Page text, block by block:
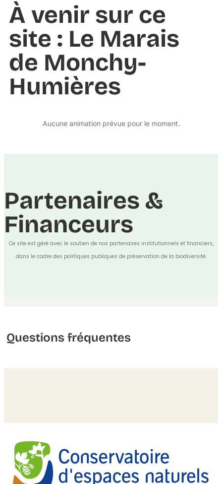
À venir sur ce
site : Le Marais
de Monchy-
Humières
Aucune animation prévue pour le moment.
Partenaires &
Financeurs
Ce site est géré avec le soutien de nos partenaires institutionnels et financiers,
dans le cadre des politiques publiques de préservation de la biodiversité.
Questions fréquentes